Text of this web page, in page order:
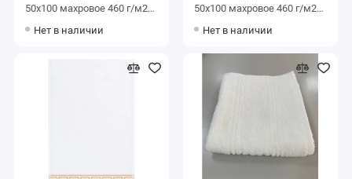
50х100 махровое 460 г/м2
Донецкая мануфактура Da
Нет в наличии
50х100 махровое 460 г/м2
Донецкая мануфактура Da
bagno
Нет в наличии